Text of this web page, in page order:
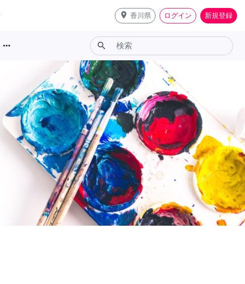
place 香川県 ログイン 新規登録
more_horiz search